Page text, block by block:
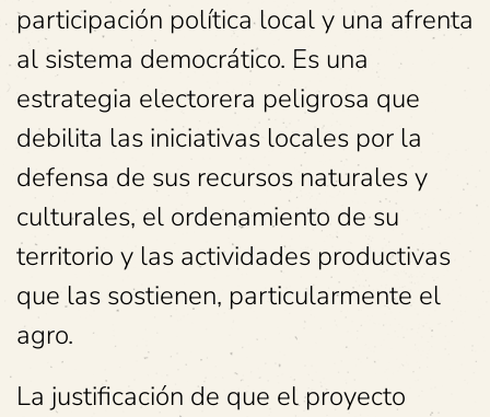
participación política local y una afrenta
al sistema democrático. Es una
estrategia electorera peligrosa que
debilita las iniciativas locales por la
defensa de sus recursos naturales y
culturales, el ordenamiento de su
territorio y las actividades productivas
que las sostienen, particularmente el
agro.
La justificación de que el proyecto